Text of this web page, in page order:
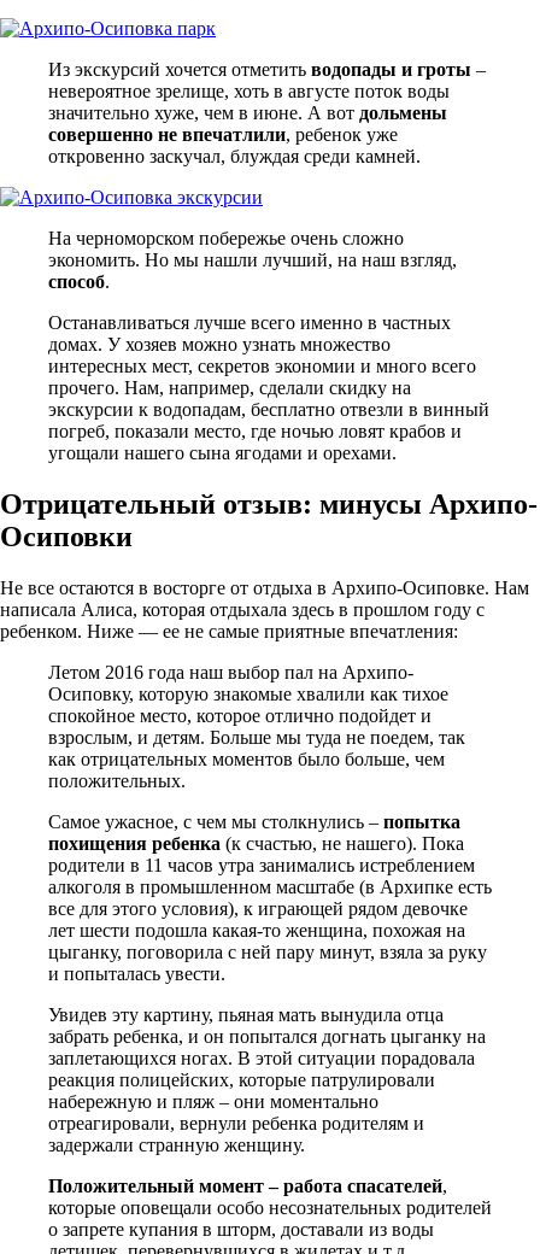
Из экскурсий хочется отметить водопады и гроты –
невероятное зрелище, хоть в августе поток воды
значительно хуже, чем в июне. А вот дольмены
совершенно не впечатлили, ребенок уже
откровенно заскучал, блуждая среди камней.
На черноморском побережье очень сложно
экономить. Но мы нашли лучший, на наш взгляд,
способ.
Останавливаться лучше всего именно в частных
домах. У хозяев можно узнать множество
интересных мест, секретов экономии и много всего
прочего. Нам, например, сделали скидку на
экскурсии к водопадам, бесплатно отвезли в винный
погреб, показали место, где ночью ловят крабов и
угощали нашего сына ягодами и орехами.
Отрицательный отзыв: минусы Архипо-
Осиповки
Не все остаются в восторге от отдыха в Архипо-Осиповке. Нам
написала Алиса, которая отдыхала здесь в прошлом году с
ребенком. Ниже — ее не самые приятные впечатления:
Летом 2016 года наш выбор пал на Архипо-
Осиповку, которую знакомые хвалили как тихое
спокойное место, которое отлично подойдет и
взрослым, и детям. Больше мы туда не поедем, так
как отрицательных моментов было больше, чем
положительных.
Самое ужасное, с чем мы столкнулись – попытка
похищения ребенка (к счастью, не нашего). Пока
родители в 11 часов утра занимались истреблением
алкоголя в промышленном масштабе (в Архипке есть
все для этого условия), к играющей рядом девочке
лет шести подошла какая-то женщина, похожая на
цыганку, поговорила с ней пару минут, взяла за руку
и попыталась увести.
Увидев эту картину, пьяная мать вынудила отца
забрать ребенка, и он попытался догнать цыганку на
заплетающихся ногах. В этой ситуации порадовала
реакция полицейских, которые патрулировали
набережную и пляж – они моментально
отреагировали, вернули ребенка родителям и
задержали странную женщину.
Положительный момент – работа спасателей,
которые оповещали особо несознательных родителей
о запрете купания в шторм, доставали из воды